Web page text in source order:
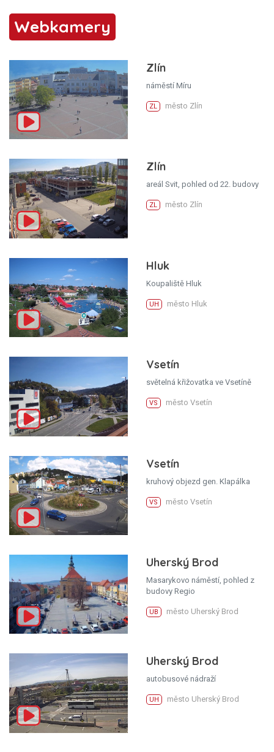
Webkamery
Zlín
náměstí Míru
ZL město Zlín
Zlín
areál Svit, pohled od 22. budovy
ZL město Zlín
Hluk
Koupaliště Hluk
UH město Hluk
Vsetín
světelná křižovatka ve Vsetíně
VS město Vsetín
Vsetín
kruhový objezd gen. Klapálka
VS město Vsetín
Uherský Brod
Masarykovo náměstí, pohled z
budovy Regio
UB město Uherský Brod
Uherský Brod
autobusové nádraží
UH město Uherský Brod